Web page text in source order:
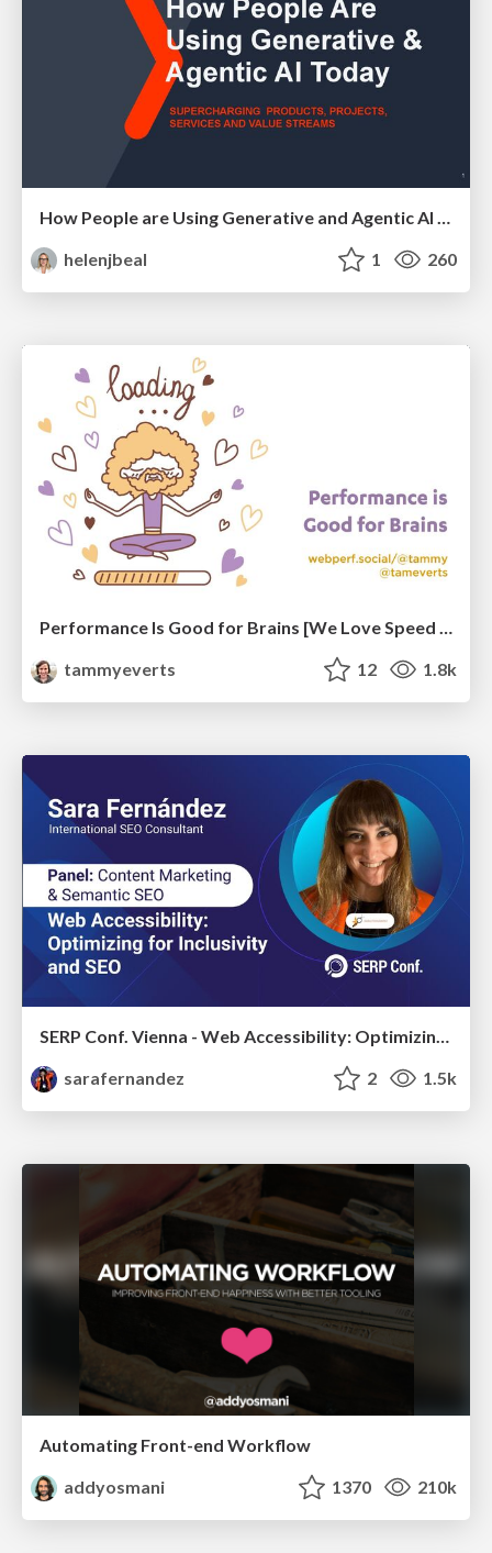
How People are Using Generative and Agentic AI to Supercharge Their Products, Projects, Services and Value Streams Today
helenjbeal
1 260
tammyeverts
12 1.8k
SERP Conf. Vienna - Web Accessibility: Optimizing for Inclusivity and SEO
sarafernandez
2 1.5k
Automating Front-end Workflow
addyosmani
1370 210k